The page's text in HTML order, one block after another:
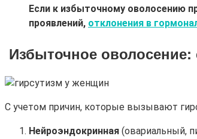
Если к избыточному оволосению
проявлений, отклонения в
Избыточное
С учетом причин, которые вызывают
Нейроэндокринная (овариальный,